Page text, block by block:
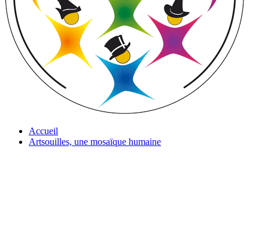
Accueil
Artsouilles, une mosaïque humaine